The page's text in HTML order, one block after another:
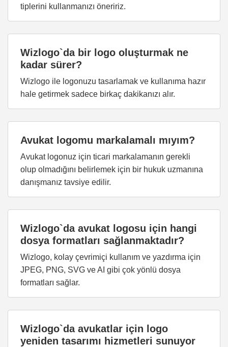
tiplerini kullanmanızı öneririz.
Wizlogo`da bir logo oluşturmak ne
kadar sürer?
Wizlogo ile logonuzu tasarlamak ve kullanıma hazır
hale getirmek sadece birkaç dakikanızı alır.
Avukat logomu markalamalı mıyım?
Avukat logonuz için ticari markalamanın gerekli
olup olmadığını belirlemek için bir hukuk uzmanına
danışmanız tavsiye edilir.
Wizlogo`da avukat logosu için hangi
dosya formatları sağlanmaktadır?
Wizlogo, kolay çevrimiçi kullanım ve yazdırma için
JPEG, PNG, SVG ve AI gibi çok yönlü dosya
formatları sağlar.
Wizlogo`da avukatlar için logo
yeniden tasarımı hizmetleri sunuyor